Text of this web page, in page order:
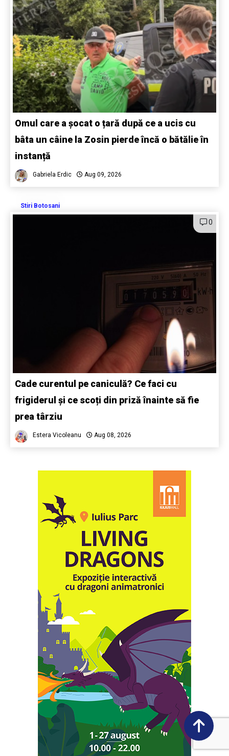
Omul care a șocat o țară după ce a ucis cu
bâta un câine la Zosin pierde încă o bătălie în
instanță
Gabriela Erdic Aug 09, 2026
Stiri Botosani
0
Cade curentul pe caniculă? Ce faci cu
frigiderul și ce scoți din priză înainte să fie
prea târziu
Estera Vicoleanu Aug 08, 2026